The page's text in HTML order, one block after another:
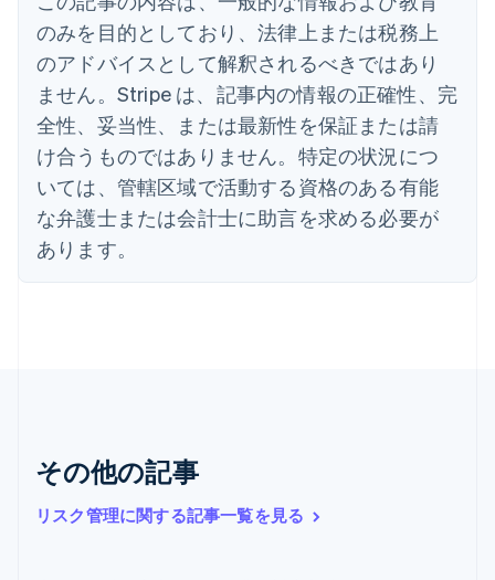
のみを目的としており、法律上または税務上
のアドバイスとして解釈されるべきではあり
ません。Stripe は、記事内の情報の正確性、完
全性、妥当性、または最新性を保証または請
け合うものではありません。特定の状況につ
いては、管轄区域で活動する資格のある有能
な弁護士または会計士に助言を求める必要が
あります。
その他の記事
リスク管理に関する記事一覧を見る
イタリア
Italiano English
インド
English
エストニア
English
オーストラリア
English
オーストリア
Deutsch English
オランダ
Nederlands
ジブラルタル
English
シンガポール
English简体中文